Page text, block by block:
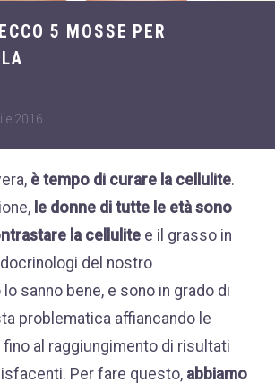
Dietologia
Disturbi dell'età
News
Problemi sessualità
maschile
Trattamenti estetici
viso e corpo
Trattamenti per il
corpo
Trattamenti per mani,
viso, décolleté
5 MOSSE PER
2016
è tempo di curare la cellulite.
le donne di tutte le età sono
la cellulite e il grasso in
del nostro
sanno bene, e sono in grado di
problematica affiancando le
al raggiungimento di risultati
Per fare questo, abbiamo